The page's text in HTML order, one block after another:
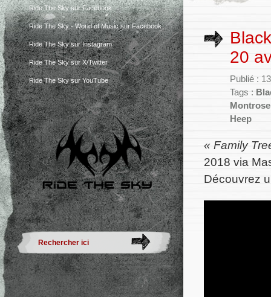
Ride The Sky sur Facebook
Ride The Sky - World of Music sur Facebook
Ride The Sky sur Instagram
Ride The Sky sur X/Twitter
Ride The Sky sur YouTube
20
Publié :
Tags :
Montrose
Heep
« Family
2018 via
Découvrez